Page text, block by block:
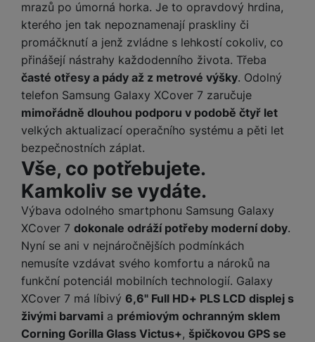
zpříjemnit. Dokážeme si zapamatovat vaše nastavení, mohou
vám pomoci s vyplňováním formulářů, umožní nám zobrazit
služby jako je chat a podobně.
Analytické
Analytické- abychom věděli, jak se na webu chováte, a mohli
náš web dále zlepšovat.
Povoleno
Tyto cookies nám umožňují měření výkonu našeho webu i
našich reklamních kampaní. Jejich pomocí určujeme počet
návštěv a zdroje návštěv našich internetových stránek. Data
získaná pomocí těchto cookies zpracováváme souhrnně a
anonymně, takže nejsme schopni identifikovat konkrétní
uživatele našeho webu.
Marketingové
Marketingové-abychom vás neobtěžovali nevhodnou
reklamou .
Povoleno
Marketingové cookies používáme my nebo naši partneři,
abychom vám mohli zobrazit vhodné obsahy nebo reklamy jak
na našich stránkách, tak na stránkách třetích stran.
mrazů po úmorná horka. Je to opravdový hrdina,
kterého jen tak nepoznamenají praskliny či
promáčknutí a jenž zvládne s lehkostí cokoliv, co
přinášejí nástrahy každodenního života. Třeba
časté otřesy a pády až z metrové výšky. Odolný
telefon Samsung Galaxy XCover 7 zaručuje
mimořádně dlouhou podporu v podobě čtyř let
velkých aktualizací operačního systému a pěti let
bezpečnostních záplat.
Vše, co potřebujete.
Kamkoliv se vydáte.
Výbava odolného smartphonu Samsung Galaxy
XCover 7 dokonale odráží potřeby moderní doby.
Nyní se ani v nejnáročnějších podmínkách
nemusíte vzdávat svého komfortu a nároků na
funkční potenciál mobilních technologií. Galaxy
XCover 7 má líbivý 6,6" Full HD+ PLS LCD displej s
živými barvami a prémiovým ochranným sklem
Corning Gorilla Glass Victus+, špičkovou GPS se